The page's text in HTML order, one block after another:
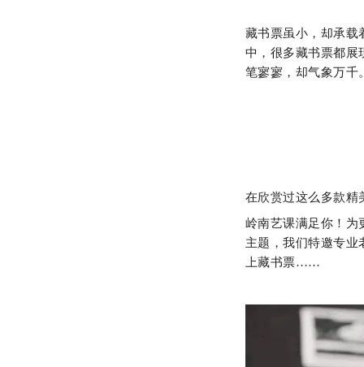
藏书票虽小，却承载
中，很多藏书票都展
笔寥寥，却气象万千
在欣赏过这么多款精
岭南艺课满足你！
主题，我们特邀专
上藏书票……